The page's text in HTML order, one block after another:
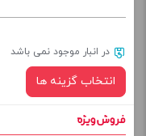
برای فعال شدن سبد
+
در انبار موجود نمی باشد
انتخاب گزینه ها